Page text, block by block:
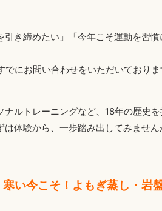
引き締めたい」「今年こそ運動を習
でにお問い合わせをいただいており
ナルトレーニングなど、18年の歴史
は体験から、一歩踏み出してみません
い今こそ！よもぎ蒸し・岩